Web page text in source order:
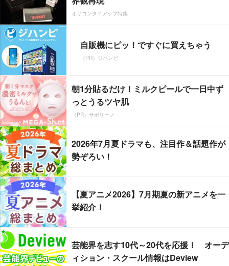
オリコンタイアップ特集
自販機にピッ！ですぐに買えちゃう
（PR）ジハンピ
朝1分貼るだけ！ミルクピールで一日中ず
っとうるツヤ肌
（PR）サボリーノ
2026年7月夏ドラマも、注目作＆話題作が
勢ぞろい！
【夏アニメ2026】7月期夏の新アニメを一
挙紹介！
芸能界を志す10代～20代を応援！ オーデ
ィション・スクール情報はDeview